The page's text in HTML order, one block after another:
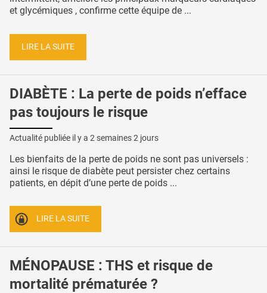
et glycémiques , confirme cette équipe de ...
LIRE LA SUITE
DIABÈTE : La perte de poids n’efface
pas toujours le risque
Actualité publiée il y a 2 semaines 2 jours
Les bienfaits de la perte de poids ne sont pas universels :
ainsi le risque de diabète peut persister chez certains
patients, en dépit d’une perte de poids ...
LIRE LA SUITE
MÉNOPAUSE : THS et risque de
mortalité prématurée ?